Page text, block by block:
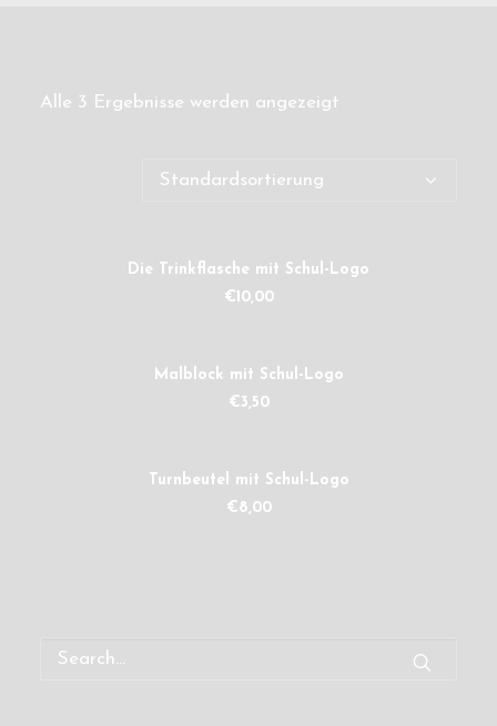
Alle 3 Ergebnisse werden angezeigt
IN DEN WARENKORB
Die Trinkflasche mit Schul-Logo
€10,00
IN DEN WARENKORB
Malblock mit Schul-Logo
€3,50
IN DEN WARENKORB
Turnbeutel mit Schul-Logo
€8,00